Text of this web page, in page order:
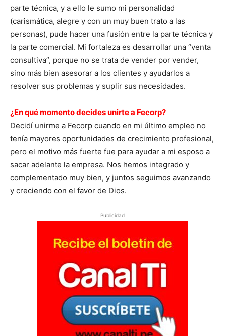
parte técnica, y a ello le sumo mi personalidad
(carismática, alegre y con un muy buen trato a las
personas), pude hacer una fusión entre la parte técnica y
la parte comercial. Mi fortaleza es desarrollar una “venta
consultiva”, porque no se trata de vender por vender,
sino más bien asesorar a los clientes y ayudarlos a
resolver sus problemas y suplir sus necesidades.
¿En qué momento decides unirte a Fecorp?
Decidí unirme a Fecorp cuando en mi último empleo no
tenía mayores oportunidades de crecimiento profesional,
pero el motivo más fuerte fue para ayudar a mi esposo a
sacar adelante la empresa. Nos hemos integrado y
complementado muy bien, y juntos seguimos avanzando
y creciendo con el favor de Dios.
Publicidad